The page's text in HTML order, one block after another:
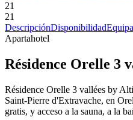
21
21
DescripciónDisponibilidad
Apartahotel
Résidence Orelle 3
Résidence Orelle 3 vallées by
Saint-Pierre d'Extravache, en
gratis, y acceso a la sauna, a la